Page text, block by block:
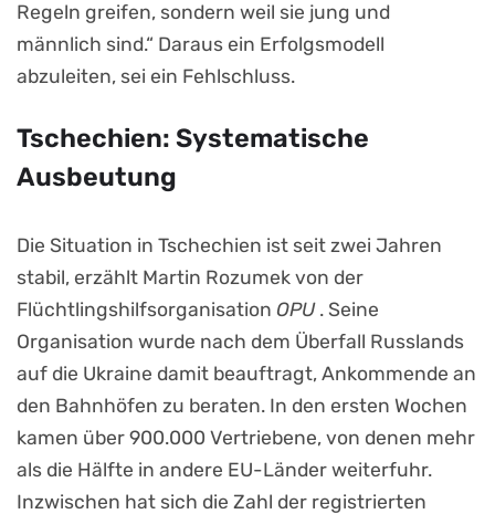
Regeln greifen, sondern weil sie jung und
männlich sind.“ Daraus ein Erfolgsmodell
abzuleiten, sei ein Fehlschluss.
Tschechien: Systematische
Ausbeutung
Die Situation in Tschechien ist seit zwei Jahren
stabil, erzählt Martin Rozumek von der
Flüchtlingshilfsorganisation OPU . Seine
Organisation wurde nach dem Überfall Russlands
auf die Ukraine damit beauftragt, Ankommende an
den Bahnhöfen zu beraten. In den ersten Wochen
kamen über 900.000 Vertriebene, von denen mehr
als die Hälfte in andere EU-Länder weiterfuhr.
Inzwischen hat sich die Zahl der registrierten